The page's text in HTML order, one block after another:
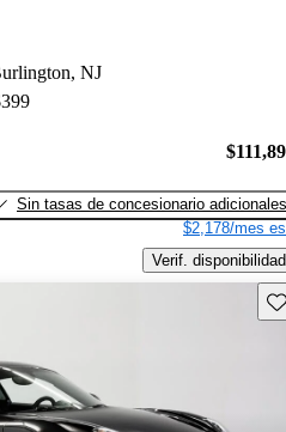
NJ
Sin tasas de concesionario adicionales
$2,178/mes
Verif. disponibilidad